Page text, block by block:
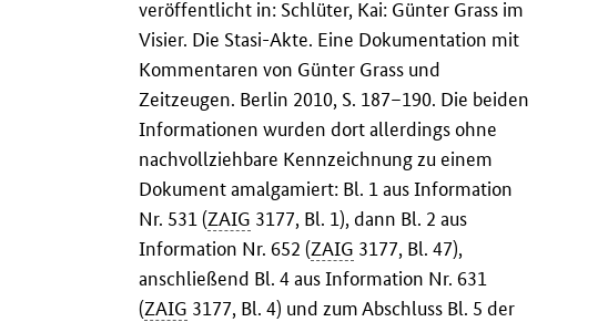
veröffentlicht in: Schlüter, Kai: Günter Grass im
Visier. Die Stasi-Akte. Eine Dokumentation mit
Kommentaren von Günter Grass und
Zeitzeugen. Berlin 2010, S. 187–190. Die beiden
Informationen wurden dort allerdings ohne
nachvollziehbare Kennzeichnung zu einem
Dokument amalgamiert: Bl. 1 aus Information
Nr. 531 (ZAIG 3177, Bl. 1), dann Bl. 2 aus
Information Nr. 652 (ZAIG 3177, Bl. 47),
anschließend Bl. 4 aus Information Nr. 631
(ZAIG 3177, Bl. 4) und zum Abschluss Bl. 5 der